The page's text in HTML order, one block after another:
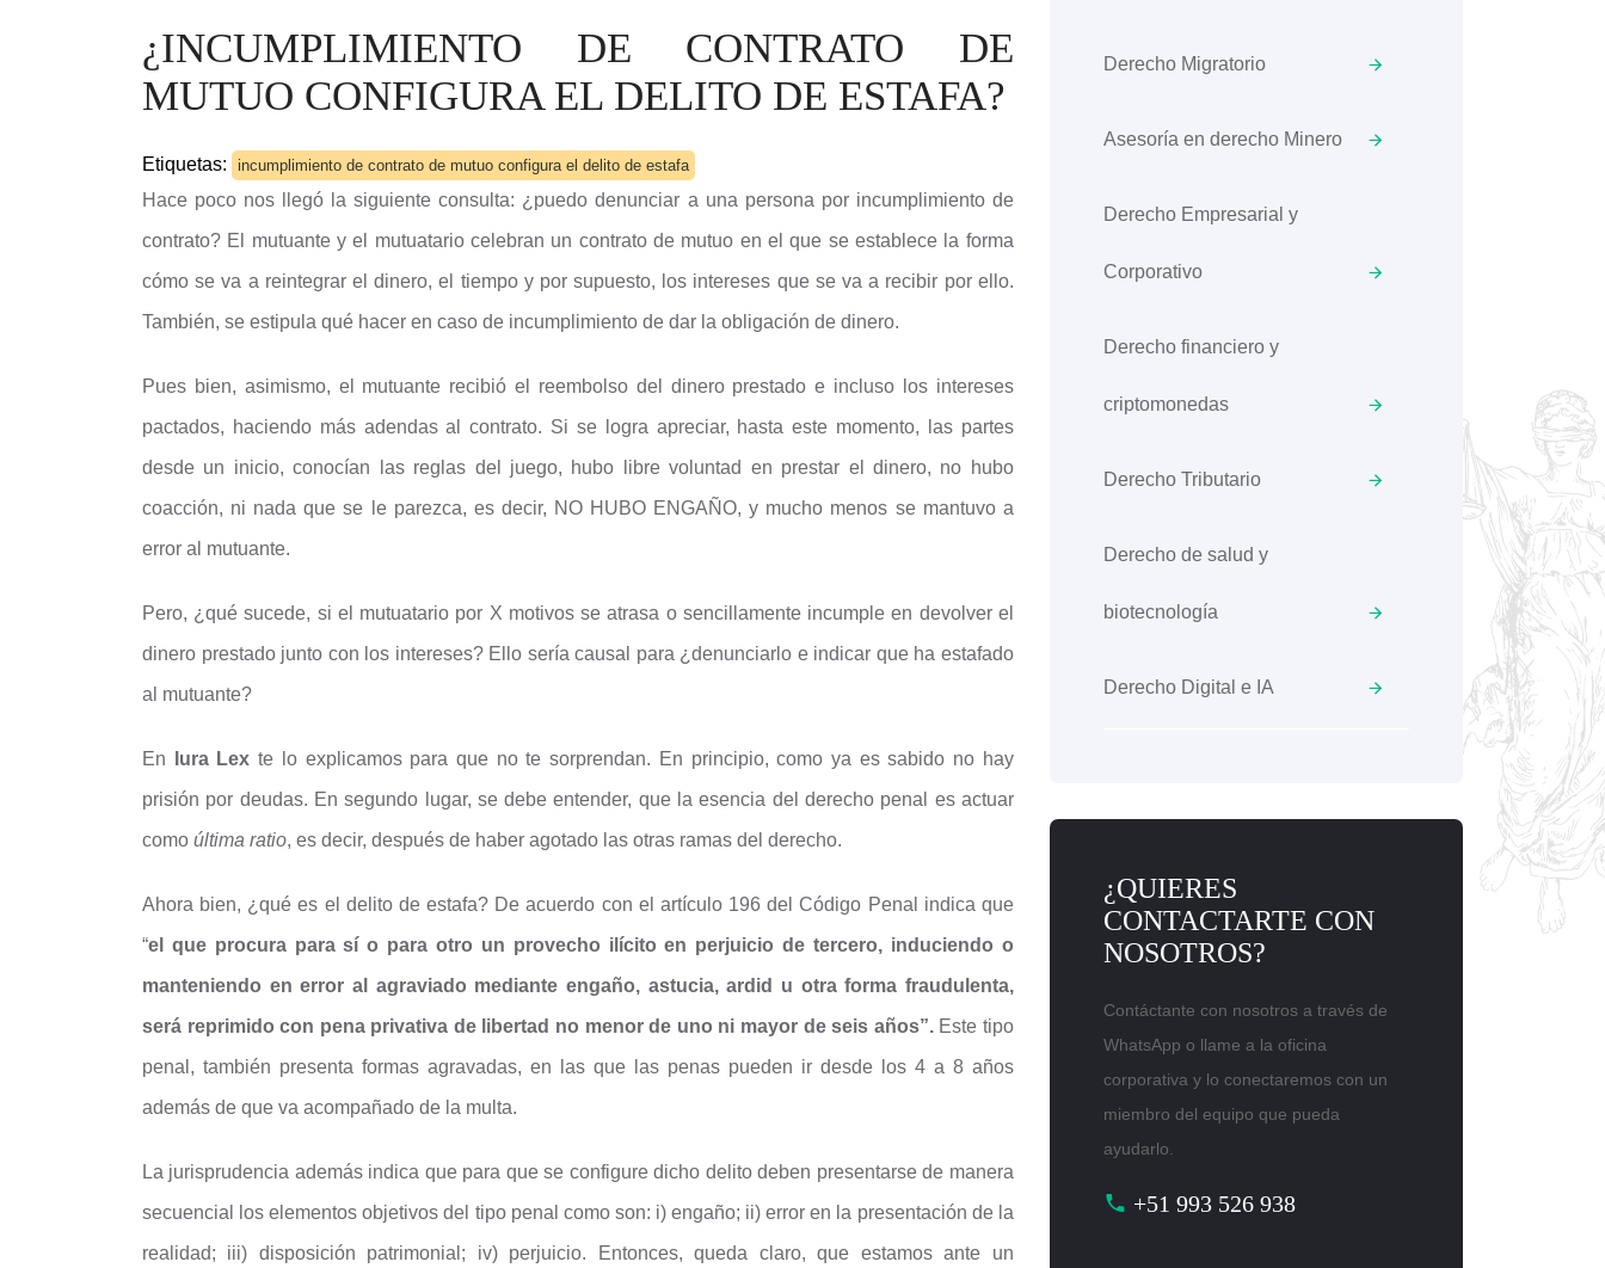
¿INCUMPLIMIENTO DE CONTRATO DE
MUTUO CONFIGURA EL DELITO DE ESTAFA?
Etiquetas: incumplimiento de contrato de mutuo configura el delito de estafa
Hace poco nos llegó la siguiente consulta: ¿puedo denunciar a una persona por incumplimiento de
contrato? El mutuante y el mutuatario celebran un contrato de mutuo en el que se establece la forma
cómo se va a reintegrar el dinero, el tiempo y por supuesto, los intereses que se va a recibir por ello.
También, se estipula qué hacer en caso de incumplimiento de dar la obligación de dinero.
Pues bien, asimismo, el mutuante recibió el reembolso del dinero prestado e incluso los intereses
pactados, haciendo más adendas al contrato. Si se logra apreciar, hasta este momento, las partes
desde un inicio, conocían las reglas del juego, hubo libre voluntad en prestar el dinero, no hubo
coacción, ni nada que se le parezca, es decir, NO HUBO ENGAÑO, y mucho menos se mantuvo a
error al mutuante.
Pero, ¿qué sucede, si el mutuatario por X motivos se atrasa o sencillamente incumple en devolver el
dinero prestado junto con los intereses? Ello sería causal para ¿denunciarlo e indicar que ha estafado
al mutuante?
En Iura Lex te lo explicamos para que no te sorprendan. En principio, como ya es sabido no hay
prisión por deudas. En segundo lugar, se debe entender, que la esencia del derecho penal es actuar
como última ratio, es decir, después de haber agotado las otras ramas del derecho.
Ahora bien, ¿qué es el delito de estafa? De acuerdo con el artículo 196 del Código Penal indica que
“el que procura para sí o para otro un provecho ilícito en perjuicio de tercero, induciendo o
manteniendo en error al agraviado mediante engaño, astucia, ardid u otra forma fraudulenta,
será reprimido con pena privativa de libertad no menor de uno ni mayor de seis años”. Este tipo
penal, también presenta formas agravadas, en las que las penas pueden ir desde los 4 a 8 años
además de que va acompañado de la multa.
La jurisprudencia además indica que para que se configure dicho delito deben presentarse de manera
secuencial los elementos objetivos del tipo penal como son: i) engaño; ii) error en la presentación de la
realidad; iii) disposición patrimonial; iv) perjuicio. Entonces, queda claro, que estamos ante un
Derecho Migratorio
Asesoría en derecho Minero
Derecho Empresarial y
Corporativo
Derecho financiero y
criptomonedas
Derecho Tributario
Derecho de salud y
biotecnología
Derecho Digital e IA
¿QUIERES
CONTACTARTE CON
NOSOTROS?
Contáctante con nosotros a través de
WhatsApp o llame a la oficina
corporativa y lo conectaremos con un
miembro del equipo que pueda
ayudarlo.
+51 993 526 938